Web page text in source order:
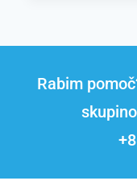
Rabim